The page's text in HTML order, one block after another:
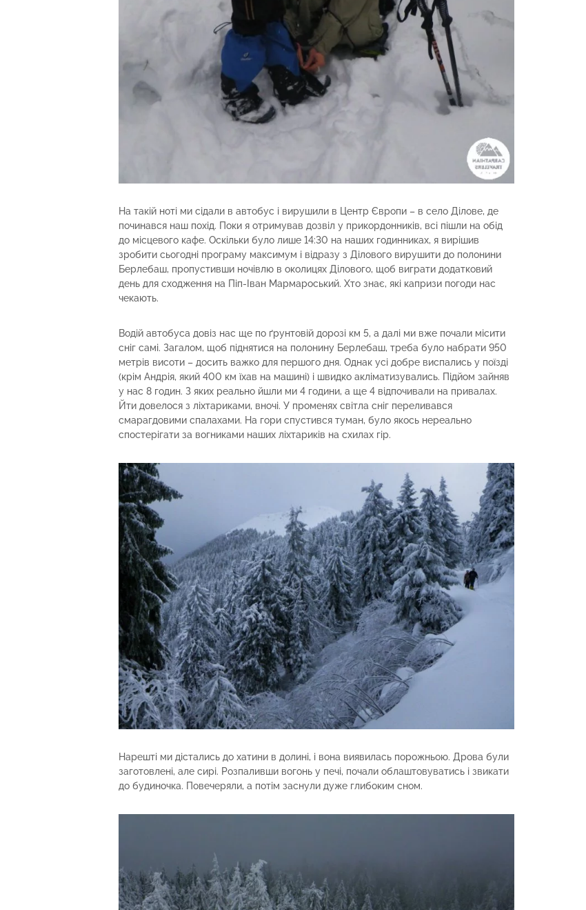
На такій ноті ми сідали в автобус і вирушили в Центр Європи – в село Ділове, де
починався наш похід. Поки я отримував дозвіл у прикордонників, всі пішли на обід
до місцевого кафе. Оскільки було лише 14:30 на наших годинниках, я вирішив
зробити сьогодні програму максимум і відразу з Ділового вирушити до полонини
Берлебаш, пропустивши ночівлю в околицях Ділового, щоб виграти додатковий
день для сходження на Піп-Іван Мармароський. Хто знає, які капризи погоди нас
чекають.
Водій автобуса довіз нас ще по ґрунтовій дорозі км 5, а далі ми вже почали місити
сніг самі. Загалом, щоб піднятися на полонину Берлебаш, треба було набрати 950
метрів висоти – досить важко для першого дня. Однак усі добре виспались у поїзді
(крім Андрія, який 400 км їхав на машині) і швидко акліматизувались. Підйом зайняв
у нас 8 годин. З яких реально йшли ми 4 години, а ще 4 відпочивали на привалах.
Йти довелося з ліхтариками, вночі. У променях світла сніг переливався
смарагдовими спалахами. На гори спустився туман, було якось нереально
спостерігати за вогниками наших ліхтариків на схилах гір.
Нарешті ми дістались до хатини в долині, і вона виявилась порожньою. Дрова були
заготовлені, але сирі. Розпаливши вогонь у печі, почали облаштовуватись і звикати
до будиночка. Повечеряли, а потім заснули дуже глибоким сном.